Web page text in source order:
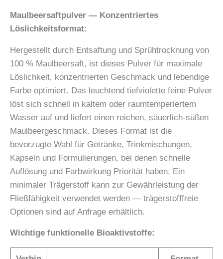
Maulbeersaftpulver — Konzentriertes
Löslichkeitsformat:
Hergestellt durch Entsaftung und Sprühtrocknung von
100 % Maulbeersaft, ist dieses Pulver für maximale
Löslichkeit, konzentrierten Geschmack und lebendige
Farbe optimiert. Das leuchtend tiefviolette feine Pulver
löst sich schnell in kaltem oder raumtemperiertem
Wasser auf und liefert einen reichen, säuerlich-süßen
Maulbeergeschmack. Dieses Format ist die
bevorzugte Wahl für Getränke, Trinkmischungen,
Kapseln und Formulierungen, bei denen schnelle
Auflösung und Farbwirkung Priorität haben. Ein
minimaler Trägerstoff kann zur Gewährleistung der
Fließfähigkeit verwendet werden — trägerstofffreie
Optionen sind auf Anfrage erhältlich.
Wichtige funktionelle Bioaktivstoffe: